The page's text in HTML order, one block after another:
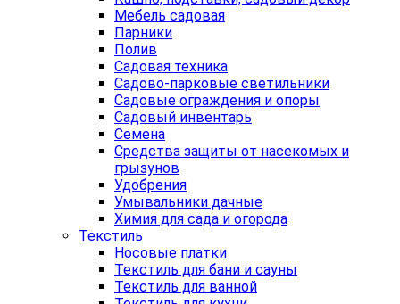
Мебель садовая
Парники
Полив
Садовая техника
Садово-парковые светильники
Садовые ограждения и опоры
Садовый инвентарь
Семена
Средства защиты от насекомых и
грызунов
Удобрения
Умывальники дачные
Химия для сада и огорода
Текстиль
Носовые платки
Текстиль для бани и сауны
Текстиль для ванной